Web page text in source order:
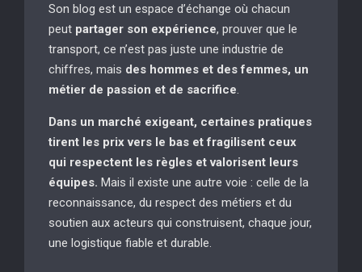
Son blog est un espace d’échange où chacun
peut partager son expérience, prouver que le
transport, ce n’est pas juste une industrie de
chiffres, mais des hommes et des femmes, un
métier de passion et de sacrifice.
Dans un marché exigeant, certaines pratiques
tirent les prix vers le bas et fragilisent ceux
qui respectent les règles et valorisent leurs
équipes. Mais il existe une autre voie : celle de la
reconnaissance, du respect des métiers et du
soutien aux acteurs qui construisent, chaque jour,
une logistique fiable et durable.